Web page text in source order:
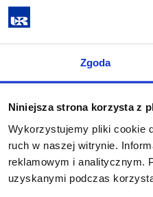
Zgoda
Niniejsza strona korzysta z
Wykorzystujemy pliki cookie
ruch w naszej witrynie.
reklamowym i analitycznym.
uzyskanymi podczas
w medycynie.
cechują następujące
zakresu podstaw fizycznych
zakresu anatomii i fizjologii
z nowoczesnej aparatury
i formułować zadania
wykorzystywanych w